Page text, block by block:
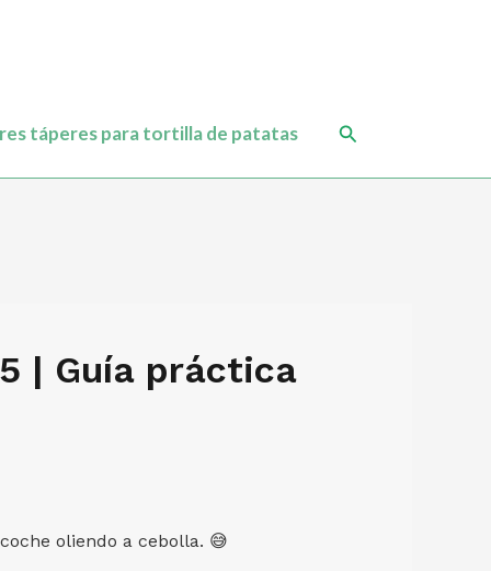
táperes para tortilla de patatas Buscar
| Guía práctica
oliendo a cebolla. 😅